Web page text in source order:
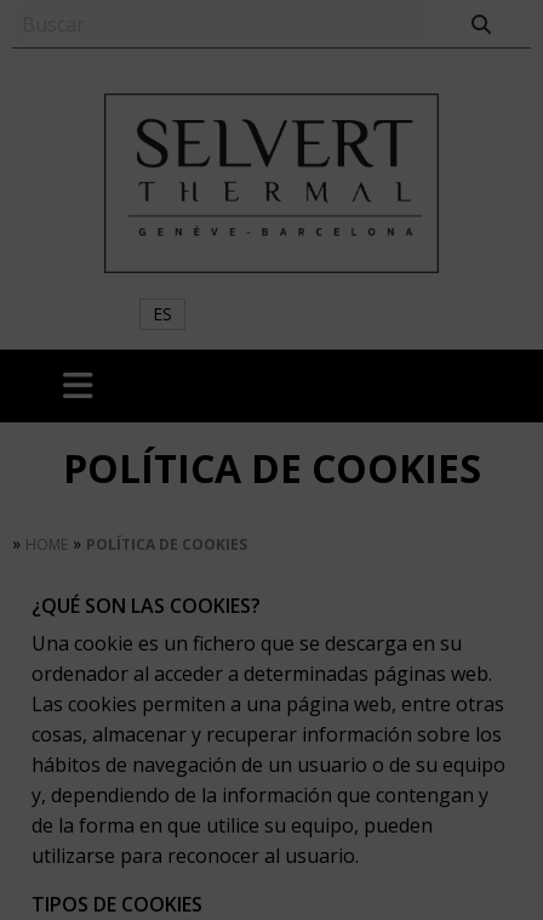
ES
POLÍTICA DE COOKIES
» HOME » POLÍTICA DE COOKIES
¿QUÉ SON LAS COOKIES?
Una cookie es un fichero que se descarga en su
ordenador al acceder a determinadas páginas web.
Las cookies permiten a una página web, entre otras
cosas, almacenar y recuperar información sobre los
hábitos de navegación de un usuario o de su equipo
y, dependiendo de la información que contengan y
de la forma en que utilice su equipo, pueden
utilizarse para reconocer al usuario.
TIPOS DE COOKIES